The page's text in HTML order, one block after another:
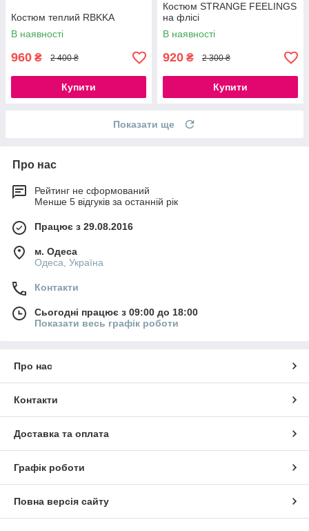
Костюм теплий RBKKA
В наявності
960 ₴ 2 400 ₴
Купити
Костюм STRANGE FEELINGS
на флісі
В наявності
920 ₴ 2 300 ₴
Купити
Показати ще
Про нас
Рейтинг не сформований
Менше 5 відгуків за останній рік
Працює з 29.08.2016
м. Одеса
Одеса, Україна
Контакти
Сьогодні працює з 09:00 до 18:00
Показати весь графік роботи
Про нас
Контакти
Доставка та оплата
Графік роботи
Повна версія сайту